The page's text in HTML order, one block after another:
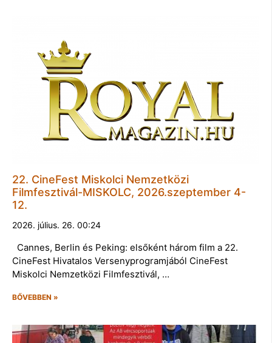
22. CineFest Miskolci Nemzetközi
Filmfesztivál-MISKOLC, 2026.szeptember 4-
12.
2026. július. 26. 00:24
Cannes, Berlin és Peking: elsőként három film a 22.
CineFest Hivatalos Versenyprogramjából CineFest
Miskolci Nemzetközi Filmfesztivál, …
BŐVEBBEN »